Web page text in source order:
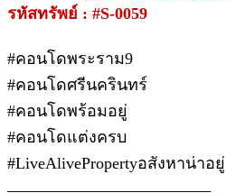
รหัสทรัพย์ : #S-0059
#คอนโดพระราม9
#คอนโดศรีนครินทร์
#คอนโดพร้อมอยู่
#คอนโดแต่งครบ
#LiveAlivePropertyอสังหาน่าอยู่